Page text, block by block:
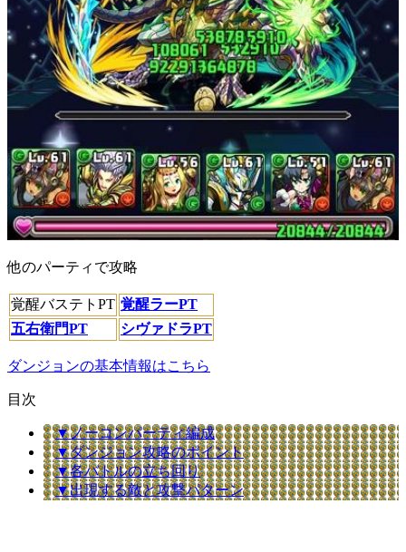
他のパーティで攻略
覚醒バステトPT 覚醒ラーPT
五右衛門PT
シヴァドラPT
ダンジョンの基本情報はこちら
目次
▼ノーコンパーティ編成
▼ダンジョン攻略のポイント
▼各バトルの立ち回り
▼出現する敵と攻撃パターン